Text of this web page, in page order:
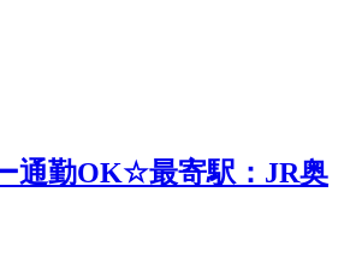
通勤OK☆最寄駅：JR奥